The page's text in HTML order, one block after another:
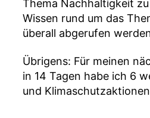
Thema Nachhaltigkeit
Wissen rund um das
überall abgerufen
Übrigens: Für meinen
in 14 Tagen habe ich 6
und